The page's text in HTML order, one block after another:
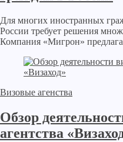
Для многих иностранных
России требует решения
Компания «Мигрон»
Визовые агенства
Обзор
агентства